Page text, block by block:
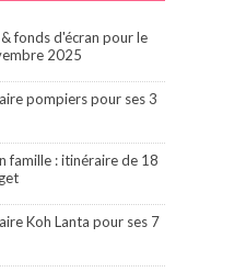
fonds d'écran pour le
2025
pompiers pour ses 3
famille : itinéraire de 18
Koh Lanta pour ses 7